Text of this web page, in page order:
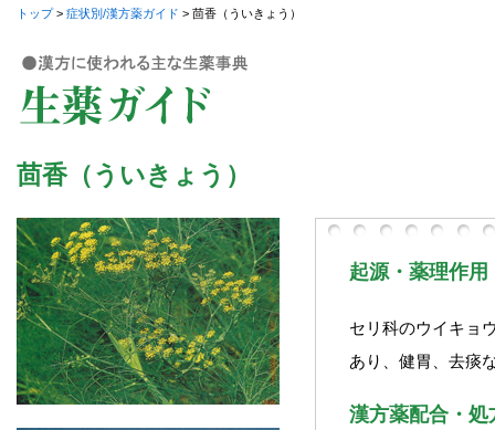
トップ 症状別/漢方薬ガイド 茴香（ういきょう）
茴香（ういきょう）
起源・薬理作用
セリ科のウイキョ
あり、健胃、去痰
漢方薬配合・処